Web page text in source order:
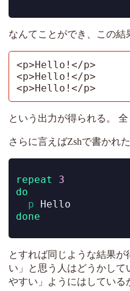
なんてことができ、この結
<p>Hello!</p>
<p>Hello!</p>
<p>Hello!</p>
という出力が得られる。
さらに言えばZshで書かれ
repeat
3
do
p Hello
done
とすれば同じような結果
い」と思う人はどうかして
やすい」ようにはしている